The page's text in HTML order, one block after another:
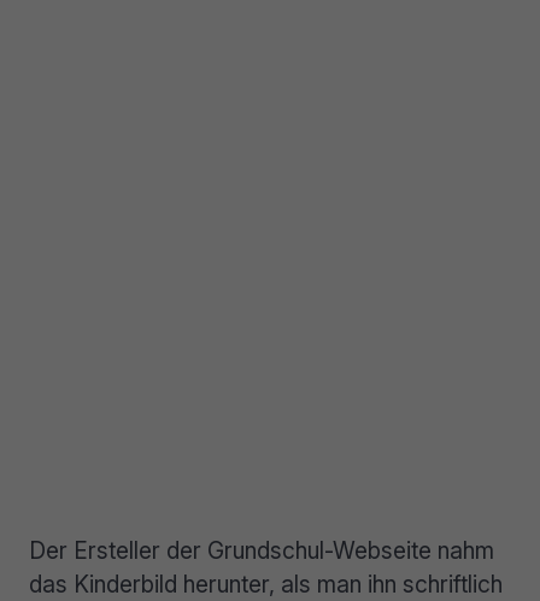
Der Ersteller der Grundschul-Webseite nahm
das Kinderbild herunter, als man ihn schriftlich